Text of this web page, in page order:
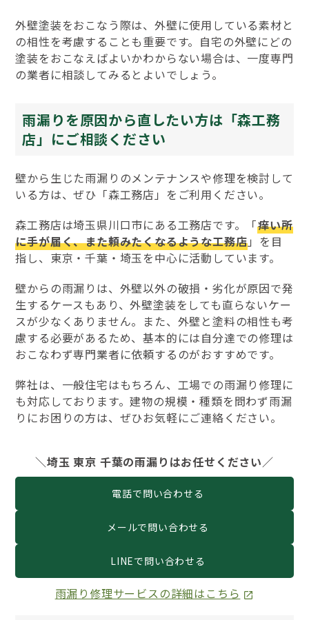
外壁塗装をおこなう際は、外壁に使用している素材と
の相性を考慮することも重要です。自宅の外壁にどの
塗装をおこなえばよいかわからない場合は、一度専門
の業者に相談してみるとよいでしょう。
雨漏りを原因から直したい方は「森工務
店」にご相談ください
壁から生じた雨漏りのメンテナンスや修理を検討して
いる方は、ぜひ「森工務店」をご利用ください。
森工務店は埼玉県川口市にある工務店です。「痒い所
に手が届く、また頼みたくなるような工務店」を目
指し、東京・千葉・埼玉を中心に活動しています。
壁からの雨漏りは、外壁以外の破損・劣化が原因で発
生するケースもあり、外壁塗装をしても直らないケー
スが少なくありません。また、外壁と塗料の相性も考
慮する必要があるため、基本的には自分達での修理は
おこなわず専門業者に依頼するのがおすすめです。
弊社は、一般住宅はもちろん、工場での雨漏り修理に
も対応しております。建物の規模・種類を問わず雨漏
りにお困りの方は、ぜひお気軽にご連絡ください。
＼埼玉 東京 千葉の雨漏りはお任せください／
電話で問い合わせる
メールで問い合わせる
LINEで問い合わせる
雨漏り修理サービスの詳細はこちら